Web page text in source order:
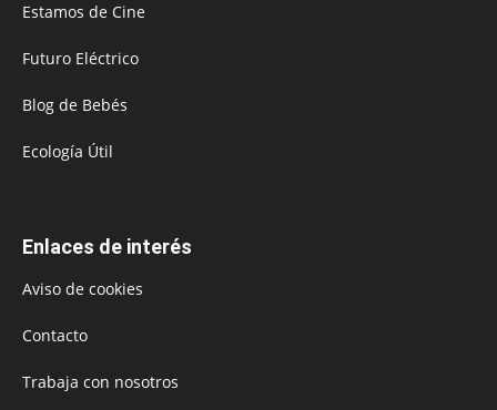
Estamos de Cine
Futuro Eléctrico
Blog de Bebés
Ecología Útil
Enlaces de interés
Aviso de cookies
Contacto
Trabaja con nosotros